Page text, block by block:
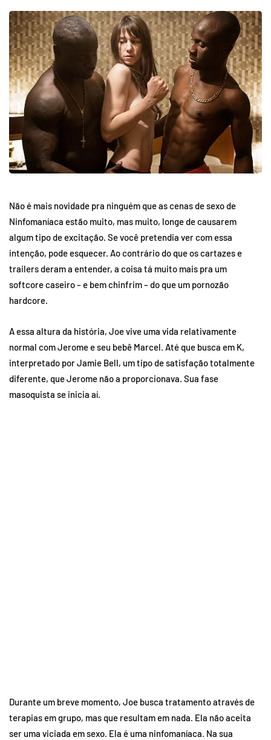
Não é mais novidade pra ninguém que as cenas de sexo de
Ninfomaníaca estão muito, mas muito, longe de causarem
algum tipo de excitação. Se você pretendia ver com essa
intenção, pode esquecer. Ao contrário do que os cartazes e
trailers deram a entender, a coisa tá muito mais pra um
softcore caseiro – e bem chinfrim – do que um pornozão
hardcore.
A essa altura da história, Joe vive uma vida relativamente
normal com Jerome e seu bebê Marcel. Até que busca em K,
interpretado por Jamie Bell, um tipo de satisfação totalmente
diferente, que Jerome não a proporcionava. Sua fase
masoquista se inicia aí.
Durante um breve momento, Joe busca tratamento através de
terapias em grupo, mas que resultam em nada. Ela não aceita
ser uma viciada em sexo. Ela é uma ninfomaníaca. Na sua